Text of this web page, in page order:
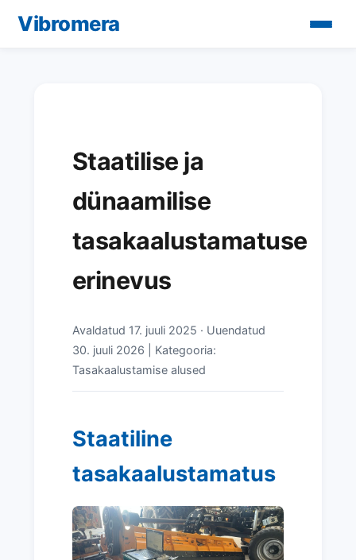
Vibromera
Staatilise ja
dünaamilise
tasakaalustamatuse
erinevus
Avaldatud 17. juuli 2025 · Uuendatud
30. juuli 2026 | Kategooria:
Tasakaalustamise alused
Staatiline
tasakaalustamatus